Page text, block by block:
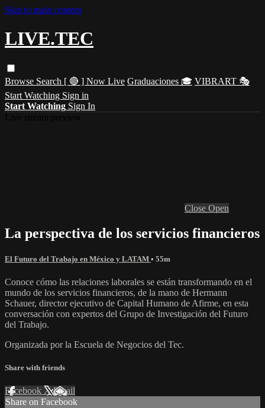
Skip to main content
LIVE.TEC
Browse Search [ 🔴 ] Now Live Graduaciones 🎓 VIBRART 🎭
Start Watching Sign in
Start Watching Sign In
Close Open
La perspectiva de los servicios financieros
El Futuro del Trabajo en México y LATAM • 55m
Conoce cómo las relaciones laborales se están transformando en el
mundo de los servicios financieros, de la mano de Hermann
Schauer, director ejecutivo de Capital Humano de Afirme, en esta
conversación con expertos del Grupo de Investigación del Futuro
del Trabajo.
Organizada por la Escuela de Negocios del Tec.
Share with friends
Facebook XEmail
Share on Facebook